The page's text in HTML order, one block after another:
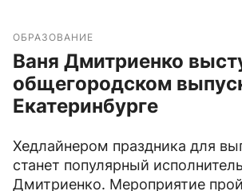
ОБРАЗОВАНИЕ
Ваня Дмитриенко
общегородском
Екатеринбурге
Хедлайнером праздника для
станет популярный
Дмитриенко. Мероприятие